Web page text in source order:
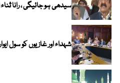
سیدھی ہو جائیگی ، رانا ثناء
شہداء اور غازیوں کو سول